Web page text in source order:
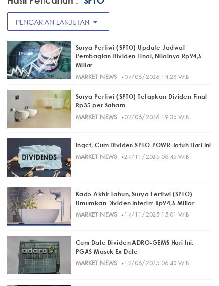
PENCARIAN LANJUTAN arrow_drop_down
Surya Pertiwi (SPTO) Update Jadwal
Pembagian Dividen Final, Nilainya Rp94,5
Miliar
MARKET NEWS· 04/06/2026 14:28 WIB
Surya Pertiwi (SPTO) Tetapkan Dividen Final
Rp35 per Saham
MARKET NEWS· 02/06/2026 19:35 WIB
Ingat, Cum Dividen SPTO-POWR Jatuh Hari Ini
MARKET NEWS· 24/11/2025 06:45 WIB
Kado Akhir Tahun, Surya Pertiwi (SPTO)
Umumkan Dividen Interim Rp94,5 Miliar
MARKET NEWS· 14/11/2025 15:01 WIB
Cum Date Dividen ADRO-GEMS Hari Ini,
PGAS Masuk Ex Date
MARKET NEWS· 12/06/2025 06:40 WIB